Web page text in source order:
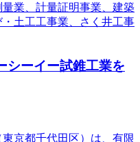
業、計量証明事業、建築
土工工事業、さく井工事
シーイー試錐工業を
京都千代田区）は、有限